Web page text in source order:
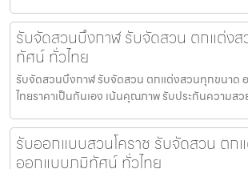
รับจัดสวนบึงกาฬ รับจัดสวน ตกแต่ง
ทัศน์ ทั่วไทย
รับจัดสวนบึงกาฬ รับจัดสวน ตกแต่งสวนทุกขนาด
ไทยราคาเป็นกันเอง เน้นคุณภาพ รับประกันความส
รับออกแบบสวนโคราช รับจัดสวน ตก
ออกแบบภูมิทัศน์ ทั่วไทย